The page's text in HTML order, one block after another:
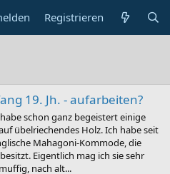
Registrieren
19. Jh. - aufarbeiten?
schon ganz begeistert einige
übelriechendes Holz. Ich habe seit
Mahagoni-Kommode, die
Eigentlich mag ich sie sehr
nach alt...